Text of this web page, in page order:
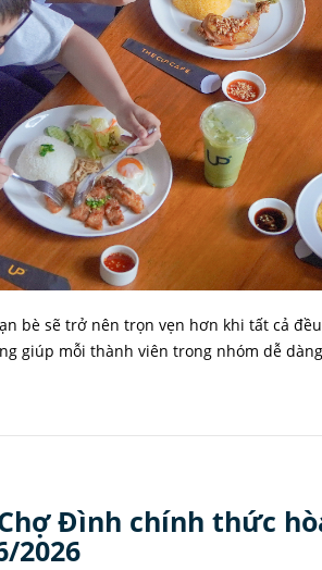
bè sẽ trở nên trọn vẹn hơn khi tất cả
giúp mỗi thành viên trong nhóm dễ
Đình chính thức
2026